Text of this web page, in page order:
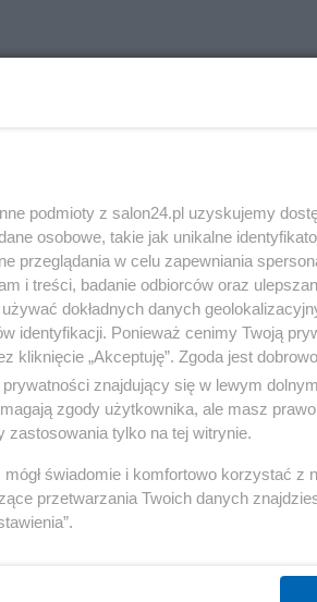
podmioty z salon24.pl uzyskujemy
osobowe, takie jak unikalne
przeglądania w celu zapewniania
i treści, badanie odbiorców oraz
dokładnych danych
identyfikacji. Ponieważ cenimy Twoją
kliknięcie „Akceptuję”. Zgoda jest
znajdujący się w lewym
zgody użytkownika, ale masz
zastosowania tylko na tej witrynie.
świadomie i komfortowo korzystać z
przetwarzania Twoich danych